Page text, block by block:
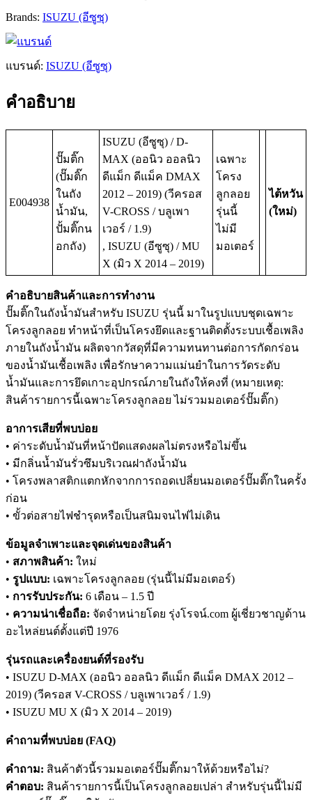
Brands: ISUZU (อีซูซุ)
แบรนด์: ISUZU (อีซูซุ)
คำอธิบาย
E004938
ปั๊มติ๊ก
(ปั๊มติ๊ก
ในถัง
น้ำมัน,
ปั้มติ๊กน
อกถัง)
ISUZU (อีซูซุ) / D-
MAX (ออนิว ออลนิว
ดีแม็ก ดีแม็ค DMAX
2012 – 2019) (วีครอส
V-CROSS / บลูเพา
เวอร์ / 1.9)
, ISUZU (อีซูซุ) / MU
X (มิว X 2014 – 2019)
เฉพาะ
โครง
ลูกลอย
รุ่นนี้
ไม่มี
มอเตอร์
ไต้หวัน
(ใหม่)
คำอธิบายสินค้าและการทำงาน
ปั๊มติ๊กในถังน้ำมันสำหรับ ISUZU รุ่นนี้ มาในรูปแบบชุดเฉพาะ
โครงลูกลอย ทำหน้าที่เป็นโครงยึดและฐานติดตั้งระบบเชื้อเพลิง
ภายในถังน้ำมัน ผลิตจากวัสดุที่มีความทนทานต่อการกัดกร่อน
ของน้ำมันเชื้อเพลิง เพื่อรักษาความแม่นยำในการวัดระดับ
น้ำมันและการยึดเกาะอุปกรณ์ภายในถังให้คงที่ (หมายเหตุ:
สินค้ารายการนี้เฉพาะโครงลูกลอย ไม่รวมมอเตอร์ปั๊มติ๊ก)
อาการเสียที่พบบ่อย
• ค่าระดับน้ำมันที่หน้าปัดแสดงผลไม่ตรงหรือไม่ขึ้น
• มีกลิ่นน้ำมันรั่วซึมบริเวณฝาถังน้ำมัน
• โครงพลาสติกแตกหักจากการถอดเปลี่ยนมอเตอร์ปั๊มติ๊กในครั้ง
ก่อน
• ขั้วต่อสายไฟชำรุดหรือเป็นสนิมจนไฟไม่เดิน
ข้อมูลจำเพาะและจุดเด่นของสินค้า
• สภาพสินค้า: ใหม่
• รูปแบบ: เฉพาะโครงลูกลอย (รุ่นนี้ไม่มีมอเตอร์)
• การรับประกัน: 6 เดือน – 1.5 ปี
• ความน่าเชื่อถือ: จัดจำหน่ายโดย รุ่งโรจน์.com ผู้เชี่ยวชาญด้าน
อะไหล่ยนต์ตั้งแต่ปี 1976
รุ่นรถและเครื่องยนต์ที่รองรับ
• ISUZU D-MAX (ออนิว ออลนิว ดีแม็ก ดีแม็ค DMAX 2012 –
2019) (วีครอส V-CROSS / บลูเพาเวอร์ / 1.9)
• ISUZU MU X (มิว X 2014 – 2019)
คำถามที่พบบ่อย (FAQ)
คำถาม: สินค้าตัวนี้รวมมอเตอร์ปั๊มติ๊กมาให้ด้วยหรือไม่?
คำตอบ: สินค้ารายการนี้เป็นโครงลูกลอยเปล่า สำหรับรุ่นนี้ไม่มี